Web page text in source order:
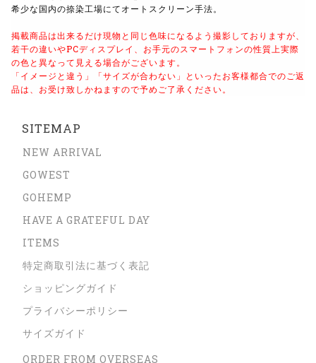
希少な国内の捺染工場にてオートスクリーン手法。
掲載商品は出来るだけ現物と同じ色味になるよう 撮影しておりますが、
若干の違いやPCディスプレイ、 お手元のスマートフォンの性質上実際
の色と異なって見える場合がございます。
「イメージと違う」「サイズが合わない」といったお客様都合でのご返
品は、 お受け致しかねますので予めご了承ください。
SITEMAP
NEW ARRIVAL
GOWEST
GOHEMP
HAVE A GRATEFUL DAY
ITEMS
特定商取引法に基づく表記
ショッピングガイド
プライバシーポリシー
サイズガイド
ORDER FROM OVERSEAS